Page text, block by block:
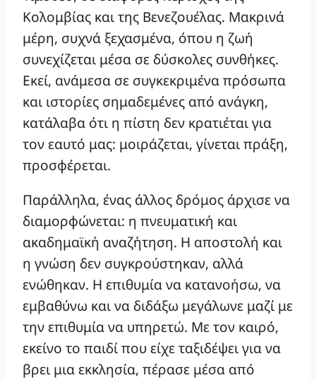
Κολομβίας και της Βενεζουέλας. Μακρινά
μέρη, συχνά ξεχασμένα, όπου η ζωή
συνεχίζεται μέσα σε δύσκολες συνθήκες.
Εκεί, ανάμεσα σε συγκεκριμένα πρόσωπα
και ιστορίες σημαδεμένες από ανάγκη,
κατάλαβα ότι η πίστη δεν κρατιέται για
τον εαυτό μας: μοιράζεται, γίνεται πράξη,
προσφέρεται.
Παράλληλα, ένας άλλος δρόμος άρχισε να
διαμορφώνεται: η πνευματική και
ακαδημαϊκή αναζήτηση. Η αποστολή και
η γνώση δεν συγκρούστηκαν, αλλά
ενώθηκαν. Η επιθυμία να κατανοήσω, να
εμβαθύνω και να διδάξω μεγάλωνε μαζί με
την επιθυμία να υπηρετώ. Με τον καιρό,
εκείνο το παιδί που είχε ταξιδέψει για να
βρει μια εκκλησία, πέρασε μέσα από